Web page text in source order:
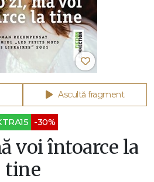
Ascultă fragment
-30%
voi întoarce la
tine